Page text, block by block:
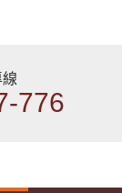
776